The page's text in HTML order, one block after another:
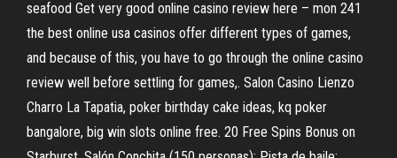
seafood Get very good online casino review here – mon 241
the best online usa casinos offer different types of games,
and because of this, you have to go through the online casino
review well before settling for games,. Salon Casino Lienzo
Charro La Tapatia, poker birthday cake ideas, kq poker
bangalore, big win slots online free. 20 Free Spins Bonus on